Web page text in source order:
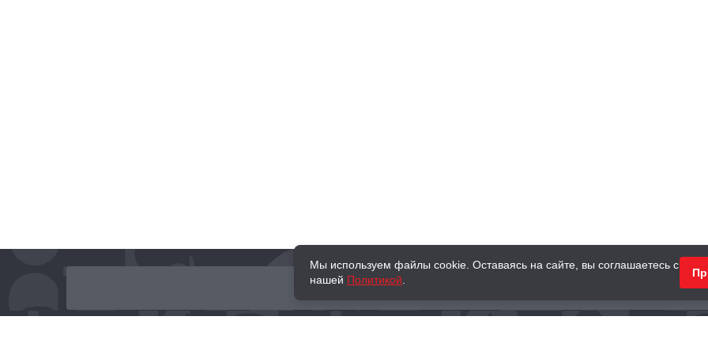
КНИГИ ПОДАРКИ
Мы используем файлы cookie. Оставаясь на сайте, вы соглашаетесь с
нашей Политикой